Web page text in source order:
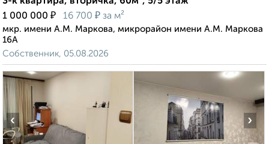
1 000 000 ₽ 16 700 ₽ за м²
мкр. имени А.М. Маркова, микрорайон имени А.М. Маркова
16А
Собственник, 05.08.2026
‹ ›